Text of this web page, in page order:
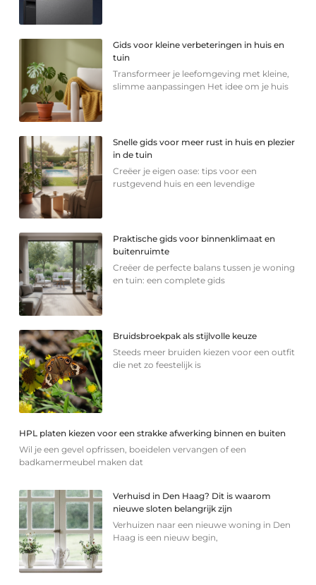
Gids voor kleine verbeteringen in huis en
tuin
Transformeer je leefomgeving met kleine,
slimme aanpassingen Het idee om je huis
Snelle gids voor meer rust in huis en plezier
in de tuin
Creëer je eigen oase: tips voor een
rustgevend huis en een levendige
Praktische gids voor binnenklimaat en
buitenruimte
Creëer de perfecte balans tussen je woning
en tuin: een complete gids
Bruidsbroekpak als stijlvolle keuze
Steeds meer bruiden kiezen voor een outfit
die net zo feestelijk is
HPL platen kiezen voor een strakke afwerking binnen en buiten
Wil je een gevel opfrissen, boeidelen vervangen of een
badkamermeubel maken dat
Verhuisd in Den Haag? Dit is waarom
nieuwe sloten belangrijk zijn
Verhuizen naar een nieuwe woning in Den
Haag is een nieuw begin,